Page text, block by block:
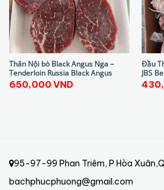
Thăn Nội bò Black Angus Nga –
Tenderloin Russia Black Angus
650,000VND
Đầu
JBS
95-97-99 Phan Triêm, P Hòa
bachphucphuong@gmail.com